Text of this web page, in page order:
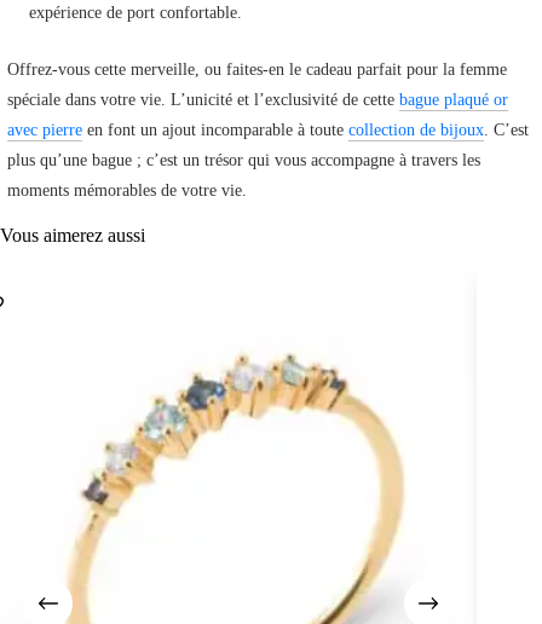
expérience de port confortable.
Offrez-vous cette merveille, ou faites-en le cadeau parfait pour la femme
spéciale dans votre vie. L’unicité et l’exclusivité de cette bague plaqué or
avec pierre en font un ajout incomparable à toute collection de bijoux . C’est
plus qu’une bague ; c’est un trésor qui vous accompagne à travers les
moments mémorables de votre vie.
Vous aimerez aussi